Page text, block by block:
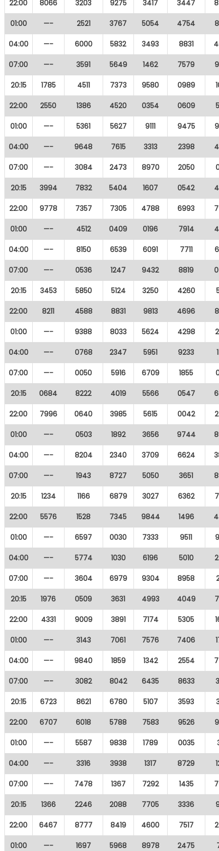
22:00 8066 3203 9275 3417 3447
01:00 —- 2521 3767 5054 4754
04:00 —- 6000 5832 3493 8831
07:00 —- 3591 5649 1462 7579
20:15 1785 4511 7373 9580 0989
22:00 2550 1386 4520 0354 0609
01:00 —- 5361 5627 9111 9475
04:00 —- 9648 7615 3313 2398
07:00 —- 3084 2473 8970 2050
20:15 3994 7832 5404 1607 0542
22:00 9778 7357 7305 4788 6993
01:00 —- 4512 0409 0196 7914
04:00 —- 8150 6539 6091 7711
07:00 —- 0536 1247 9432 8819
20:15 3453 5850 5124 3250 4260
22:00 8211 4588 8831 9813 4696
01:00 —- 9388 8033 5624 4298
04:00 —- 0768 2347 5951 9233
07:00 —- 0050 5916 6709 1855
20:15 0684 8222 4019 5566 0547
22:00 7996 0640 3985 5615 0042
01:00 —- 0503 1892 3656 9744
04:00 —- 8204 2340 3709 6624
07:00 —- 1943 8727 5050 3651
20:15 1234 1166 6879 3027 6362
22:00 5576 1528 7345 9844 1496
01:00 —- 6597 0030 7333 9511
04:00 —- 5774 1030 6196 5010
07:00 —- 3604 6979 9304 8958
20:15 1976 0509 3631 4993 4049
22:00 4331 9009 3891 7174 5305
01:00 —- 3143 7061 7576 7406
04:00 —- 9840 1859 1342 2554
07:00 —- 3082 8042 6435 8633
20:15 6723 8621 6780 5107 3593
22:00 6707 6018 5788 7583 9526
01:00 —- 5587 9838 1789 0035
04:00 —- 3316 3938 1317 8729
07:00 —- 7478 1367 7292 1435
20:15 1366 2246 2088 7705 3336
22:00 6467 8777 8419 4600 7517
01:00 —- 1697 5968 8978 2475